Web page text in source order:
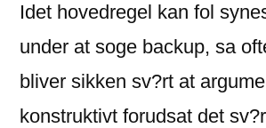
Idet hovedregel kan fol
under at soge backup, sa
bliver sikken sv?rt at
konstruktivt forudsat det